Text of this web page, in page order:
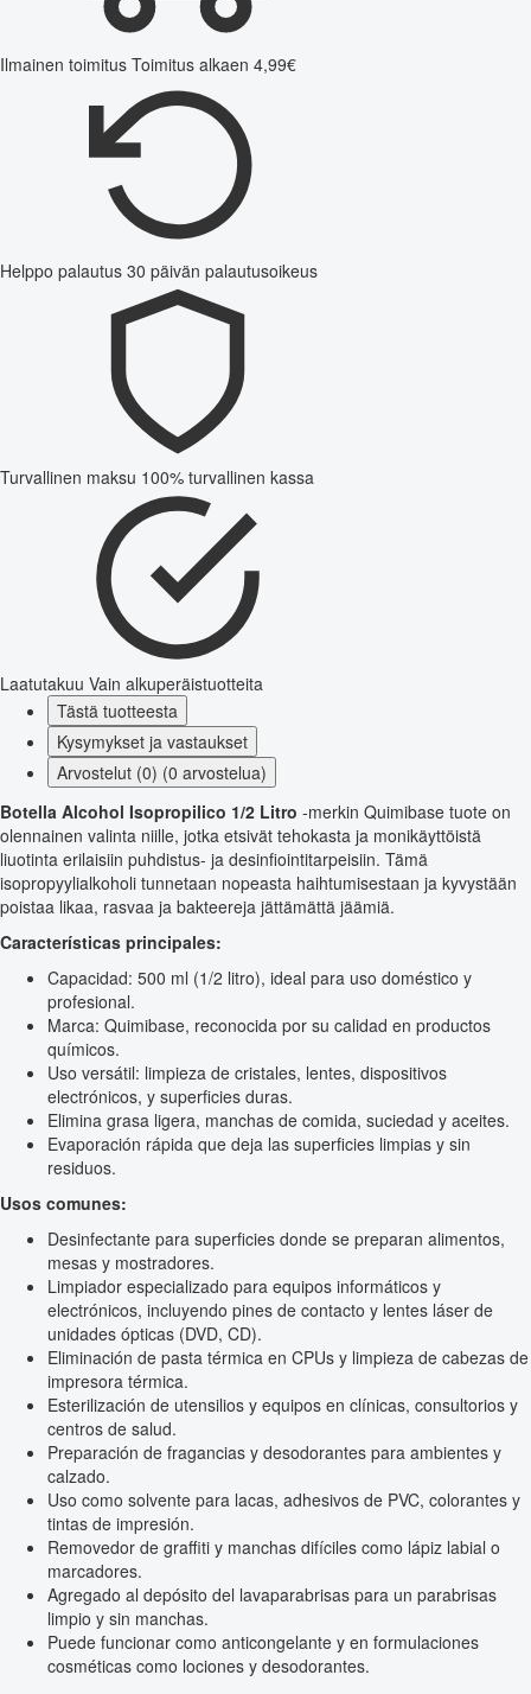
Ilmainen toimitus Toimitus alkaen 4,99€
Helppo palautus 30 päivän palautusoikeus
Turvallinen maksu 100% turvallinen kassa
Laatutakuu Vain alkuperäistuotteita
Tästä tuotteesta
Kysymykset ja vastaukset
Arvostelut (0) (0 arvostelua)
Botella Alcohol Isopropilico 1/2 Litro -merkin Quimibase tuote on
olennainen valinta niille, jotka etsivät tehokasta ja monikäyttöistä
liuotinta erilaisiin puhdistus- ja desinfiointitarpeisiin. Tämä
isopropyylialkoholi tunnetaan nopeasta haihtumisestaan ja kyvystään
poistaa likaa, rasvaa ja bakteereja jättämättä jäämiä.
Características principales:
Capacidad: 500 ml (1/2 litro), ideal para uso doméstico y
profesional.
Marca: Quimibase, reconocida por su calidad en productos
químicos.
Uso versátil: limpieza de cristales, lentes, dispositivos
electrónicos, y superficies duras.
Elimina grasa ligera, manchas de comida, suciedad y aceites.
Evaporación rápida que deja las superficies limpias y sin
residuos.
Usos comunes:
Desinfectante para superficies donde se preparan alimentos,
mesas y mostradores.
Limpiador especializado para equipos informáticos y
electrónicos, incluyendo pines de contacto y lentes láser de
unidades ópticas (DVD, CD).
Eliminación de pasta térmica en CPUs y limpieza de cabezas de
impresora térmica.
Esterilización de utensilios y equipos en clínicas, consultorios y
centros de salud.
Preparación de fragancias y desodorantes para ambientes y
calzado.
Uso como solvente para lacas, adhesivos de PVC, colorantes y
tintas de impresión.
Removedor de graffiti y manchas difíciles como lápiz labial o
marcadores.
Agregado al depósito del lavaparabrisas para un parabrisas
limpio y sin manchas.
Puede funcionar como anticongelante y en formulaciones
cosméticas como lociones y desodorantes.